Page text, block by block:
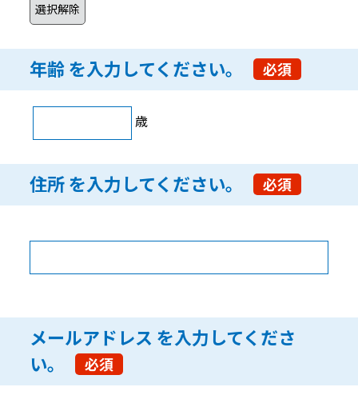
年齢を入力してください。 必須
歳
住所を入力してください。 必須
メールアドレス を入力してくださ
い。
必須